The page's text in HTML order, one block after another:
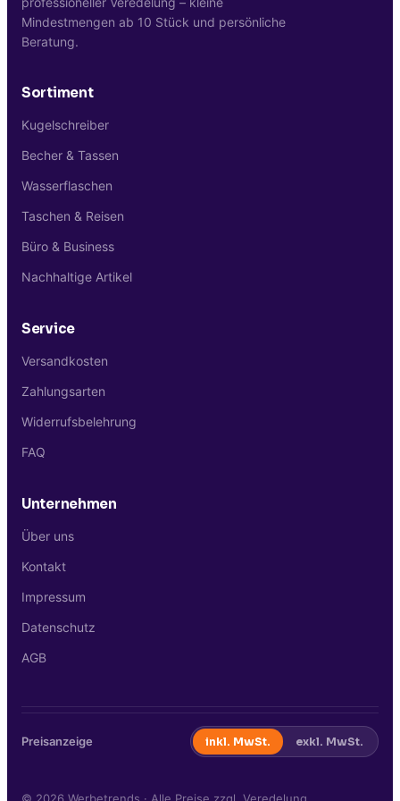
Mindestmengen ab 10 Stück und persönliche
Beratung.
Sortiment
Kugelschreiber
Becher & Tassen
Wasserflaschen
Taschen & Reisen
Büro & Business
Nachhaltige Artikel
Service
Versandkosten
Zahlungsarten
Widerrufsbelehrung
FAQ
Unternehmen
Über uns
Kontakt
Impressum
Datenschutz
AGB
Preisanzeige inkl. MwSt. exkl. MwSt.
© 2026 Werbetrends · Alle Preise zzgl. Veredelung